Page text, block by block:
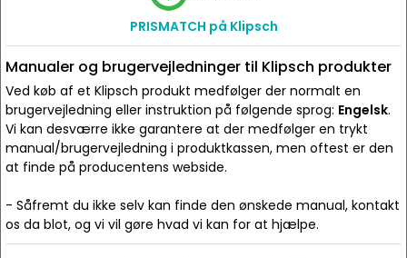
PRISMATCH på Klipsch
Manualer og brugervejledninger til Klipsch produkter
Ved køb af et Klipsch produkt medfølger der normalt en
brugervejledning eller instruktion på følgende sprog: Engelsk.
Vi kan desværre ikke garantere at der medfølger en trykt
manual/brugervejledning i produktkassen, men oftest er den
at finde på producentens webside.
- Såfremt du ikke selv kan finde den ønskede manual, kontakt
os da blot, og vi vil gøre hvad vi kan for at hjælpe.